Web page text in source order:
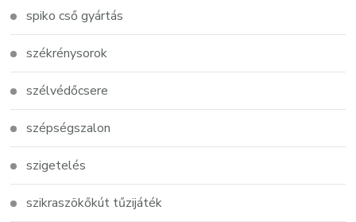
spiko cső gyártás
székrénysorok
szélvédőcsere
szépségszalon
szigetelés
szikraszökőkút tűzijáték